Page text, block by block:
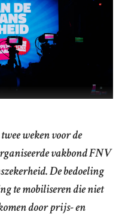
weken voor de
vakbond FNV
De bedoeling
te mobiliseren die niet
door prijs- en